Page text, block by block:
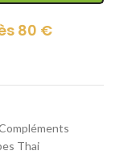
80 €
Thai